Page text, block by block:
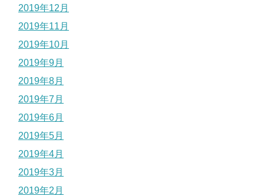
2019年12月
2019年11月
2019年10月
2019年9月
2019年8月
2019年7月
2019年6月
2019年5月
2019年4月
2019年3月
2019年2月